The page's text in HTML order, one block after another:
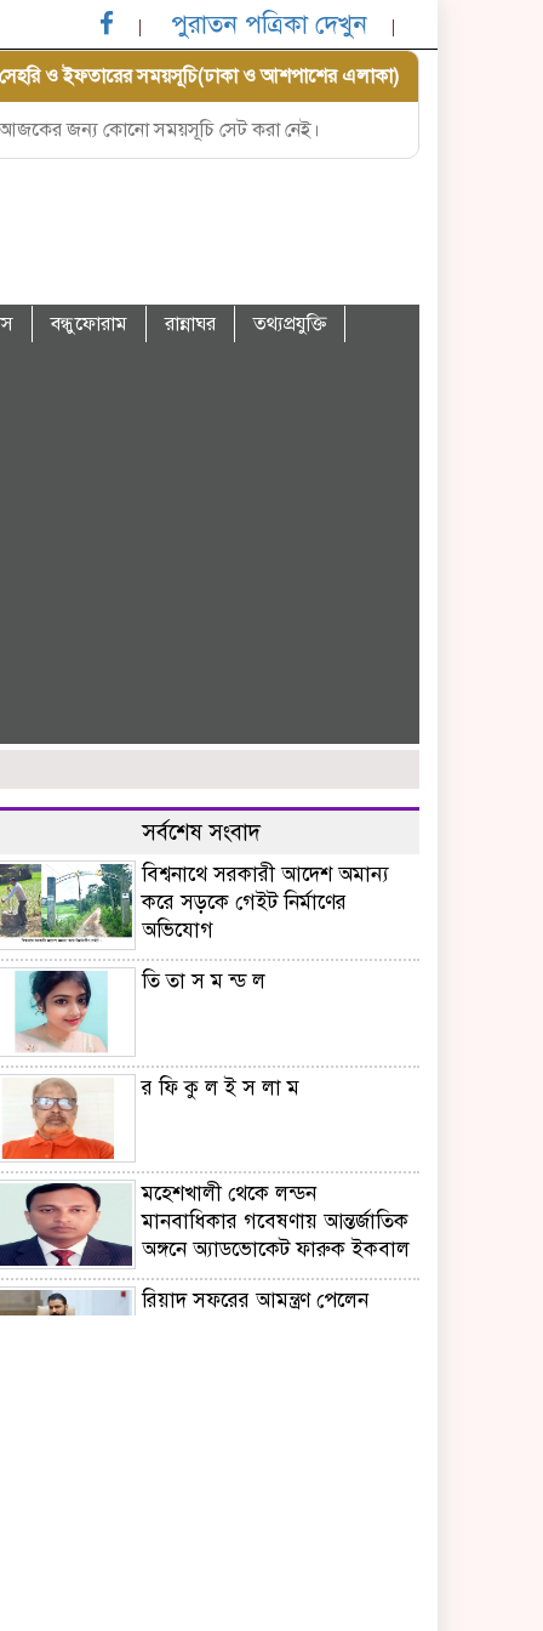
পুরাতন পত্রিকা দেখুন
সেহরি ও ইফতারের সময়সূচি(ঢাকা ও আশপাশের এলাকা)
আজকের জন্য কোনো সময়সূচি সেট করা নেই।
বন্ধুফোরাম রান্নাঘর
তথ্যপ্রযুক্তি
সর্বশেষ সংবাদ
বিশ্বনাথে সরকারী আদেশ অমান্য
করে সড়কে গেইট নির্মাণের
অভিযোগ
তি তা স ম ন্ড ল
র ফি কু ল ই স লা ম
মহেশখালী থেকে লন্ডন
মানবাধিকার গবেষণায় আন্তর্জাতিক
অঙ্গনে অ্যাডভোকেট ফারুক ইকবাল
রিয়াদ সফরের আমন্ত্রণ পেলেন